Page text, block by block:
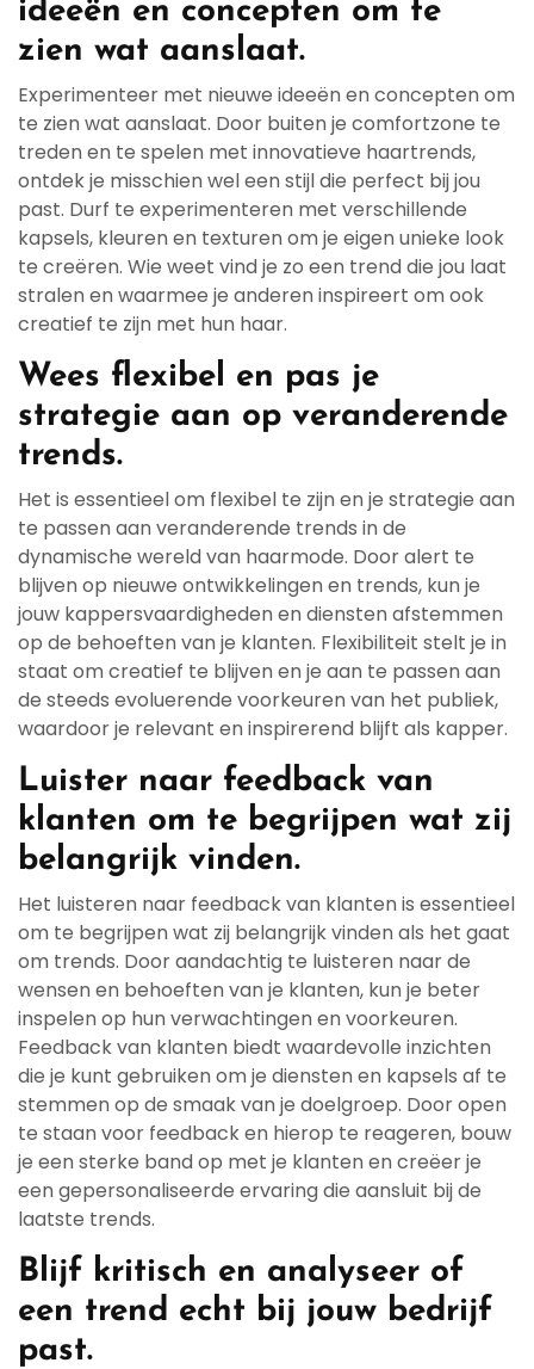
ideeën en concepten om te
zien wat aanslaat.
Experimenteer met nieuwe ideeën en concepten om
te zien wat aanslaat. Door buiten je comfortzone te
treden en te spelen met innovatieve haartrends,
ontdek je misschien wel een stijl die perfect bij jou
past. Durf te experimenteren met verschillende
kapsels, kleuren en texturen om je eigen unieke look
te creëren. Wie weet vind je zo een trend die jou laat
stralen en waarmee je anderen inspireert om ook
creatief te zijn met hun haar.
Wees flexibel en pas je
strategie aan op veranderende
trends.
Het is essentieel om flexibel te zijn en je strategie aan
te passen aan veranderende trends in de
dynamische wereld van haarmode. Door alert te
blijven op nieuwe ontwikkelingen en trends, kun je
jouw kappersvaardigheden en diensten afstemmen
op de behoeften van je klanten. Flexibiliteit stelt je in
staat om creatief te blijven en je aan te passen aan
de steeds evoluerende voorkeuren van het publiek,
waardoor je relevant en inspirerend blijft als kapper.
Luister naar feedback van
klanten om te begrijpen wat zij
belangrijk vinden.
Het luisteren naar feedback van klanten is essentieel
om te begrijpen wat zij belangrijk vinden als het gaat
om trends. Door aandachtig te luisteren naar de
wensen en behoeften van je klanten, kun je beter
inspelen op hun verwachtingen en voorkeuren.
Feedback van klanten biedt waardevolle inzichten
die je kunt gebruiken om je diensten en kapsels af te
stemmen op de smaak van je doelgroep. Door open
te staan voor feedback en hierop te reageren, bouw
je een sterke band op met je klanten en creëer je
een gepersonaliseerde ervaring die aansluit bij de
laatste trends.
Blijf kritisch en analyseer of
een trend echt bij jouw bedrijf
past.